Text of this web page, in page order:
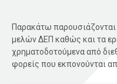
Παρακάτω
μελών ΔΕΠ καθώς και τα
χρηματοδοτούμενα από
φορείς που εκπονούνται